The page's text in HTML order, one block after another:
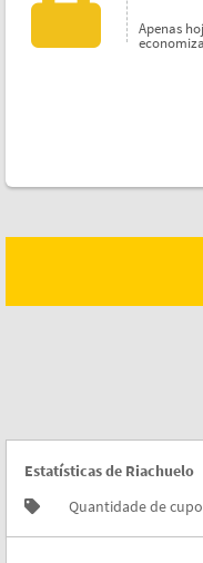
Apenas
Estatísticas de Riachuelo
Quantidade de